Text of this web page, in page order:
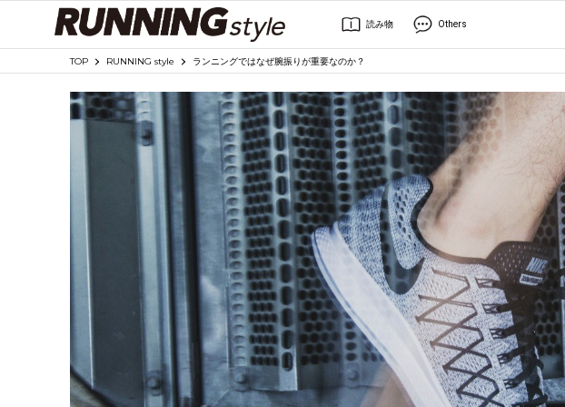
読み物 Others
TOP RUNNING style ランニングではなぜ腕振りが重要なのか？